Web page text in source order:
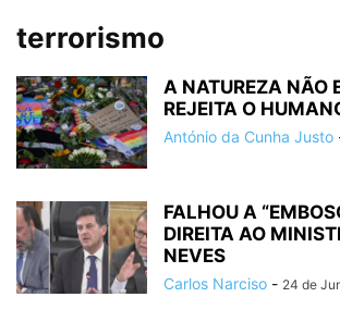
terrorismo
A NATUREZA NÃO
REJEITA O
António da Cunha Justo
FALHOU A
DIREITA AO
NEVES
Carlos Narciso - 24 de